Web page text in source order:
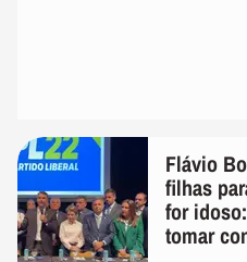
Flávio
filhas
for
tomar